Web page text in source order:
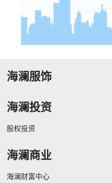
海澜服饰
海澜投资
股权投资
海澜商业
海澜财富中心